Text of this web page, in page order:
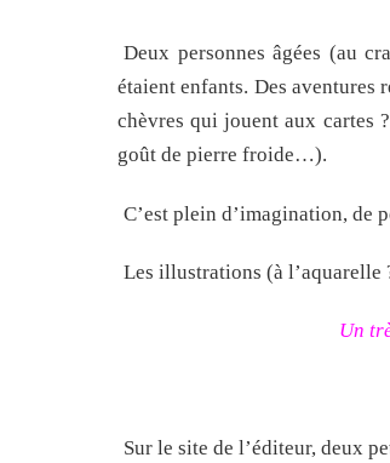
Deux personnes âgées (au
étaient enfants. Des aventures
chèvres qui jouent aux cartes
goût de pierre froide…).
C’est plein d’imagination, de
Les illustrations (à
Un
Sur le site de l’éditeur, deux